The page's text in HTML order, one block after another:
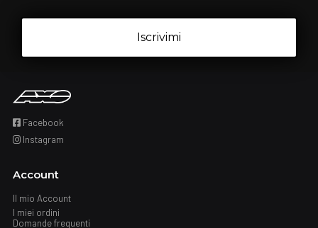
Iscrivimi
Facebook
Instagram
Account
Il mio Account
I miei ordini
Domande frequenti